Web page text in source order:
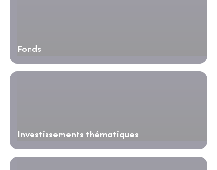
Fonds
Investissements thématiques